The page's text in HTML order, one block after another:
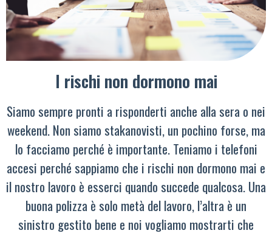
I rischi non dormono mai
Siamo sempre pronti a risponderti anche alla sera o nei
weekend. Non siamo stakanovisti, un pochino forse, ma
lo facciamo perché è importante. Teniamo i telefoni
accesi perché sappiamo che i rischi non dormono mai e
il nostro lavoro è esserci quando succede qualcosa. Una
buona polizza è solo metà del lavoro, l’altra è un
sinistro gestito bene e noi vogliamo mostrarti che